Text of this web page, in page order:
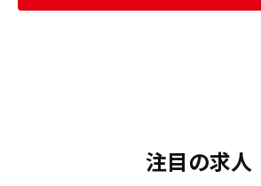
注目の求人